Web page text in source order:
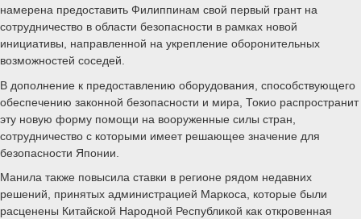
намерена предоставить Филиппинам свой первый грант на
сотрудничество в области безопасности в рамках новой
инициативы, направленной на укрепление оборонительных
возможностей соседей.
В дополнение к предоставлению оборудования, способствующего
обеспечению законной безопасности и мира, Токио распространит
эту новую форму помощи на вооруженные силы стран,
сотрудничество с которыми имеет решающее значение для
безопасности Японии.
Манила также повысила ставки в регионе рядом недавних
решений, принятых администрацией Маркоса, которые были
расценены Китайской Народной Республикой как откровенная